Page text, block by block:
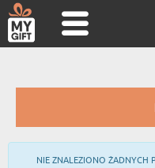
NIE ZNALEZIONO ŻADNYCH